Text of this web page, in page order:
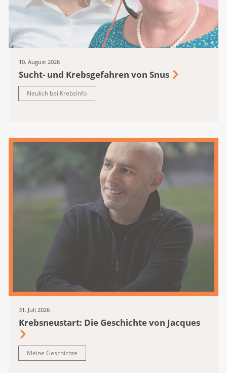
Krebsliga Ostschweiz
Krebsliga Schaffhausen
Krebsliga Solothurn
Lega cancro Ticino
Ligue vaudoise contre le cancer
Krebsliga Wallis
Krebsliga Zürich
10. August 2026
Sucht- und Krebsgefahren von Snus
Neulich bei KrebsInfo
31. Juli 2026
Krebsneustart: Die Geschichte von Jacques
Meine Geschichte